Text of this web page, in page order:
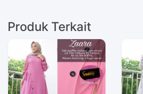
Produk Terkait